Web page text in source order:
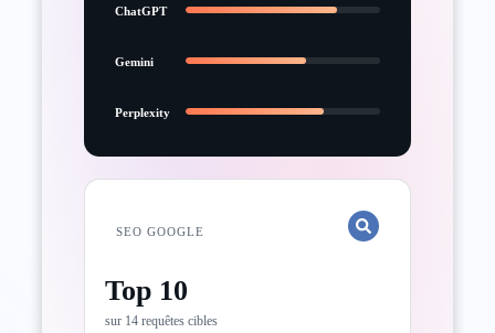
ChatGPT
Gemini
Perplexity
SEO GOOGLE
Top 10
sur 14 requêtes cibles